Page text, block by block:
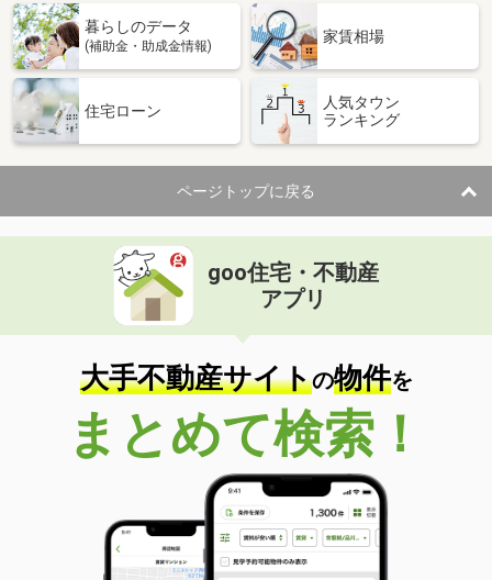
暮らしのデータ
(補助金・助成金情報)
家賃相場
住宅ローン
人気タウン
ランキング
ページトップに戻る
goo住宅・不動産
アプリ
大手不動産サイトの物件を
まとめて検索！